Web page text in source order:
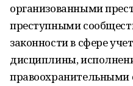
организованными
преступными
законности в сфере
дисциплины,
правоохранительными